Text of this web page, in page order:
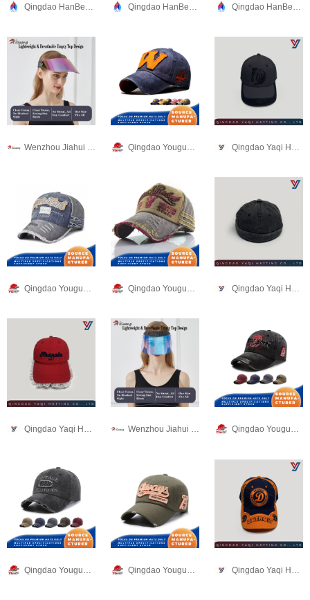
Wenzhou Jiahui Headwear Co., Ltd. Qingdao Youguan Runfeng Hat Making Co., Ltd. Qingdao Yaqi Hat Making Co., Ltd.
Qingdao Youguan Runfeng Hat Making Co., Ltd. Qingdao Youguan Runfeng Hat Making Co., Ltd. Qingdao Yaqi Hat Making Co., Ltd.
Qingdao Yaqi Hat Making Co., Ltd. Wenzhou Jiahui Headwear Co., Ltd. Qingdao Youguan Runfeng Hat Making Co., Ltd.
Qingdao Youguan Runfeng Hat Making Co., Ltd. Qingdao Youguan Runfeng Hat Making Co., Ltd. Qingdao Yaqi Hat Making Co., Ltd.